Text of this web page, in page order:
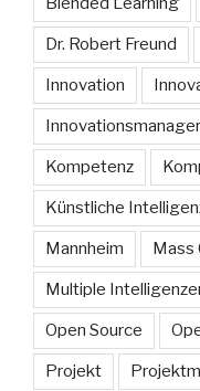
Dr. Robert Freund
Innovation
Innovationsmanager
Kompetenz
Künstliche
Mannheim Mass
Multiple
Open Source
Projekt